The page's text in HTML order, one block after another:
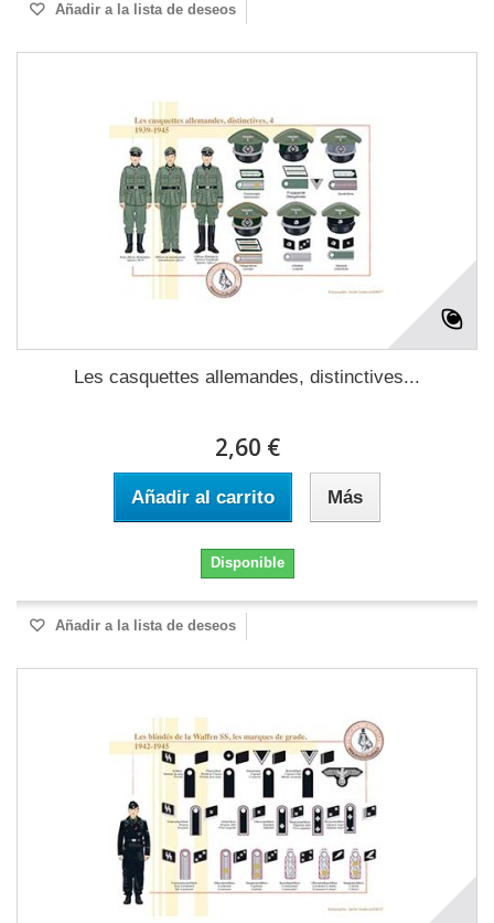
Añadir a la lista de deseos
Les casquettes allemandes, distinctives...
2,60 €
Añadir al carrito Más
Disponible
Añadir a la lista de deseos